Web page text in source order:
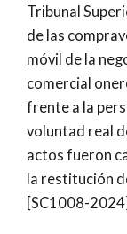
Tribunal
de las
móvil de la
comercial
frente a la
voluntad real
actos fueron
la restitución
[SC1008-